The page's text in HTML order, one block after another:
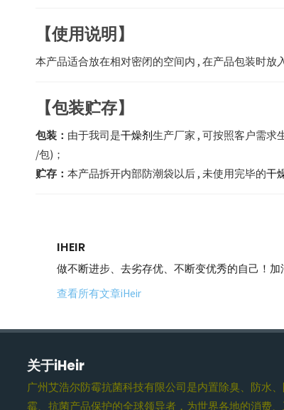
【使用说明】
本产品适合放在相对密闭的空间内 , 在产品包装时放
【包装贮存】
包装： 由于我司是干燥剂生产厂家 , 可按照客户需求
/包)；
贮存： 本产品拆开内部防潮袋以后 , 未使用完毕的干
IHEIR
做不断进步、去劣存优、不断变优秀的自己！加
查看所有文章iHeir
关于iHeir
广州艾浩尔防霉抗菌科技有限公司是内置除臭、防水
霉、抗菌产品保护的全球领导者，为世界各地的消费